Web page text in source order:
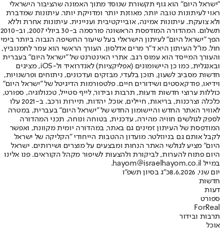
"ישראל היום" הוא גוף תקשורת שנוסד מתוך האמונה שהציבור הישראלי
ראוי לעיתונות טובה יותר, מאוזנת יותר ומדויקת יותר. עיתונות שמדברת
ולא צועקת. עיתונות אמינה, אובייקטיבית ועניינית. עיתונות אחרת וללא
תשלום. המהדורה המודפסת הראשונה פורסמה ב-30 ביולי 2007, וב-2010
הפך "ישראל היום" לעיתון הישראלי בעל שיעור החשיפה הגבוה ביותר בימי
חול. מו"ל העיתון היא ד"ר מרים אדלסון. העורך הראשי הוא עמר לחמנוביץ,
והעורך המייסד הוא עמוס רגב. אתרי האינטרנט של "ישראל היום" בעברית
ובאנגלית, כמו כן היישומונים (אפליקציות) לאנדרואיד ול-iOS, מציגים
חדשות מסביב לשעון, תוכן בלעדי, מבזקים ועדכונים, ניתוחים ופרשנויות,
וידיאו, פודקאסטים ושידורים חיים. פלטפורמות הדיגיטל של "ישראל היום"
כוללות ערוצי חדשות ודעות, תרבות ובידור, לייף סטייל, טכנולוגיה, ספורט,
כלכלה וצרכנות, בריאות, חיילים, אוכל, יהדות, תיירות ורכב. ב-2021 עלו
לאוויר האתר החדש והיישומון החדש של "ישראל היום" בעברית, במטרה
לספק לגולשים חוויה מהירה, עדכנית, בטוחה ונוחה. תכני המהדורה
המודפסת של העיתון זמינים גם באתר, במהדורה יומית מקוונת, ואפשר
לקבל אותם גם בניוזלטר. מועדון ההטבות הייחודי "הקליקה של ישראל
היום" מציע לגולשי האתר הנחות ומבצעים על מוצרים ושירותים. ישראל
היום פתוח להערות, לביקורת ולהצעות לשיפור מקהל הקוראים. פנו אלינו
במייל hayom@israelhayom.co.il.
יום שני, 8.6.2026
כ"ג בסיון תשפ"ו
חדשות
דעות
ספורט
ForReal
תרבות ובידור
אוכל